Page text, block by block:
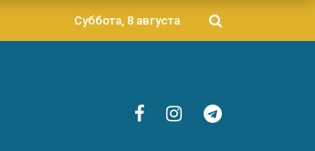
Суббота, 8 августа